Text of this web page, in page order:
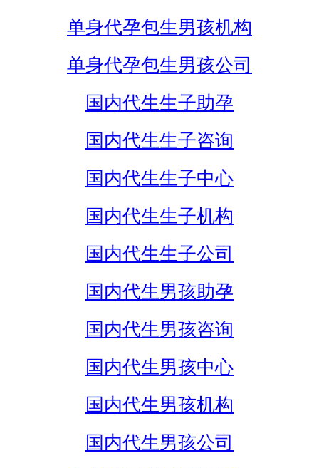
单身代孕包生男孩机构
单身代孕包生男孩公司
国内代生生子助孕
国内代生生子咨询
国内代生生子中心
国内代生生子机构
国内代生生子公司
国内代生男孩助孕
国内代生男孩咨询
国内代生男孩中心
国内代生男孩机构
国内代生男孩公司